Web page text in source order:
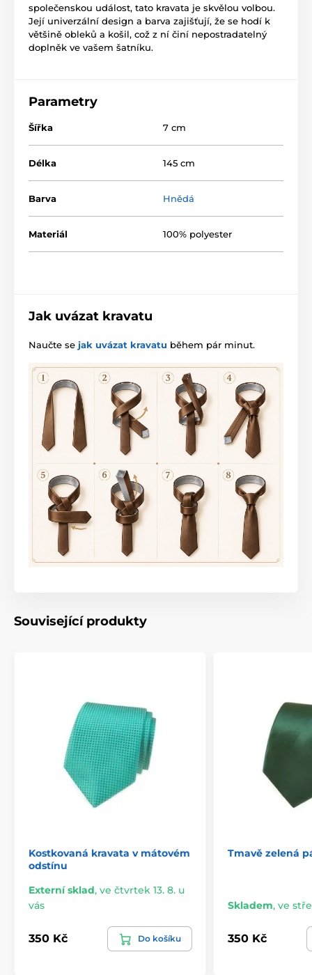
společenskou událost, tato kravata je skvělou volbou.
Její univerzální design a barva zajišťují, že se hodí k
většině obleků a košil, což z ní činí nepostradatelný
doplněk ve vašem šatníku.
Parametry
Šířka 7 cm
Délka 145 cm
Barva Hnědá
Materiál 100% polyester
Jak uvázat kravatu
Naučte se jak uvázat kravatu během pár minut.
Související produkty
Kostkovaná kravata v mátovém
odstínu
Externí sklad, ve čtvrtek 13. 8. u
vás
350 Kč Do košíku
Tmavě zelená
Skladem, ve
350 Kč